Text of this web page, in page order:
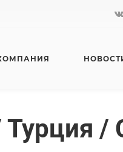
Турция /